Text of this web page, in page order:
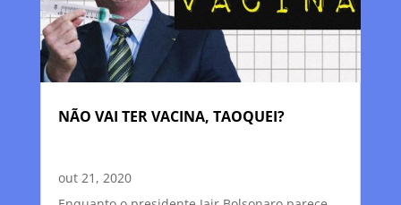
NÃO VAI TER VACINA, TAOQUEI?
out 21, 2020